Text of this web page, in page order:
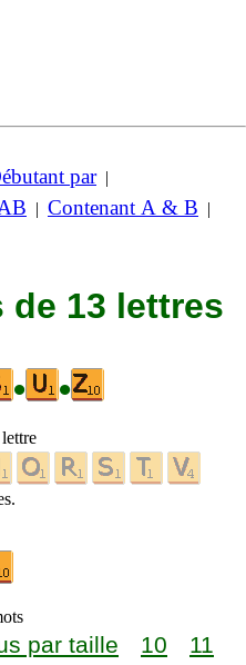
par|
| Contenant A & B |
de 13 lettres
• •
par taille 10
11